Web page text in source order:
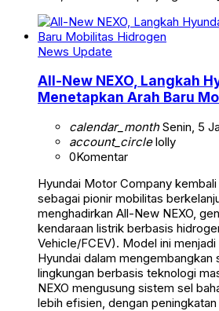
News Update
All-New NEXO, Langkah
Menetapkan Arah Baru
calendar_monthSenin, 5
account_circlelolly
0Komentar
Hyundai Motor Company
sebagai pionir mobilitas
menghadirkan All-New NEXO,
kendaraan listrik berbasis
Vehicle/FCEV). Model ini
Hyundai dalam mengembangkan
lingkungan berbasis teknologi
NEXO mengusung sistem sel
lebih efisien, dengan